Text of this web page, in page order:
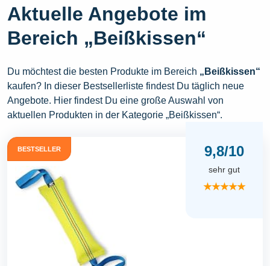
Aktuelle Angebote im
Bereich „Beißkissen“
Du möchtest die besten Produkte im Bereich „Beißkissen“
kaufen? In dieser Bestsellerliste findest Du täglich neue
Angebote. Hier findest Du eine große Auswahl von
aktuellen Produkten in der Kategorie „Beißkissen“.
BESTSELLER 9,8/10
sehr gut
★★★★★